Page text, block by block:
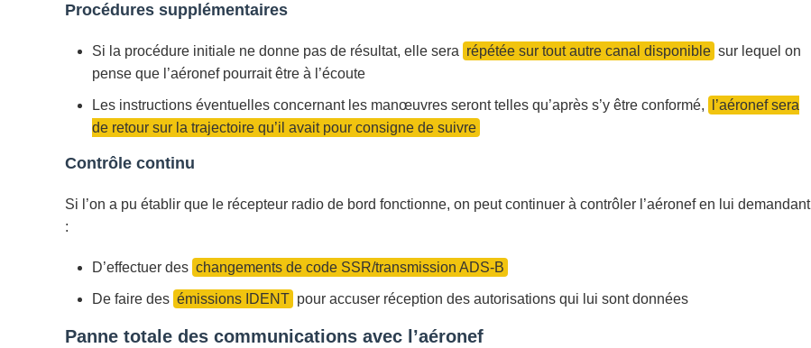
Procédures supplémentaires
Si la procédure initiale ne donne pas de résultat, elle sera répétée sur tout autre canal disponible sur lequel on
pense que l’aéronef pourrait être à l’écoute
Les instructions éventuelles concernant les manœuvres seront telles qu’après s’y être conformé,
l’aéronef sera
de retour sur la trajectoire qu’il avait pour consigne de suivre
Contrôle continu
Si l’on a pu établir que le récepteur radio de bord fonctionne, on peut continuer à contrôler l’aéronef en lui demandant
:
D’effectuer des changements de code SSR/transmission ADS-B
De faire des émissions IDENT pour accuser réception des autorisations qui lui sont données
Panne totale des communications avec l’aéronef